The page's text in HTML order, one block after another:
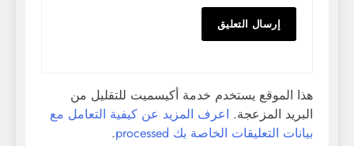
هذا الموقع يستخدم خدمة أكيسميت للتقليل من
البريد المزعجة. اعرف المزيد عن كيفية التعامل مع
بيانات التعليقات الخاصة بك processed
.